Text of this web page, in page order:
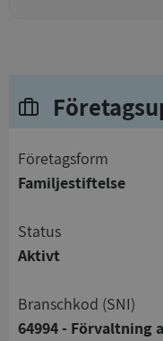
företagsform
Familjestiftelse
status
Aktivt
branschkod (SNI)
64994 - Förvaltning